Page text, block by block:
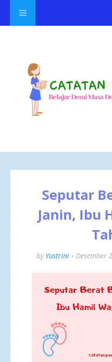
Seputar
Janin, Ibu
by Yustrini Desember